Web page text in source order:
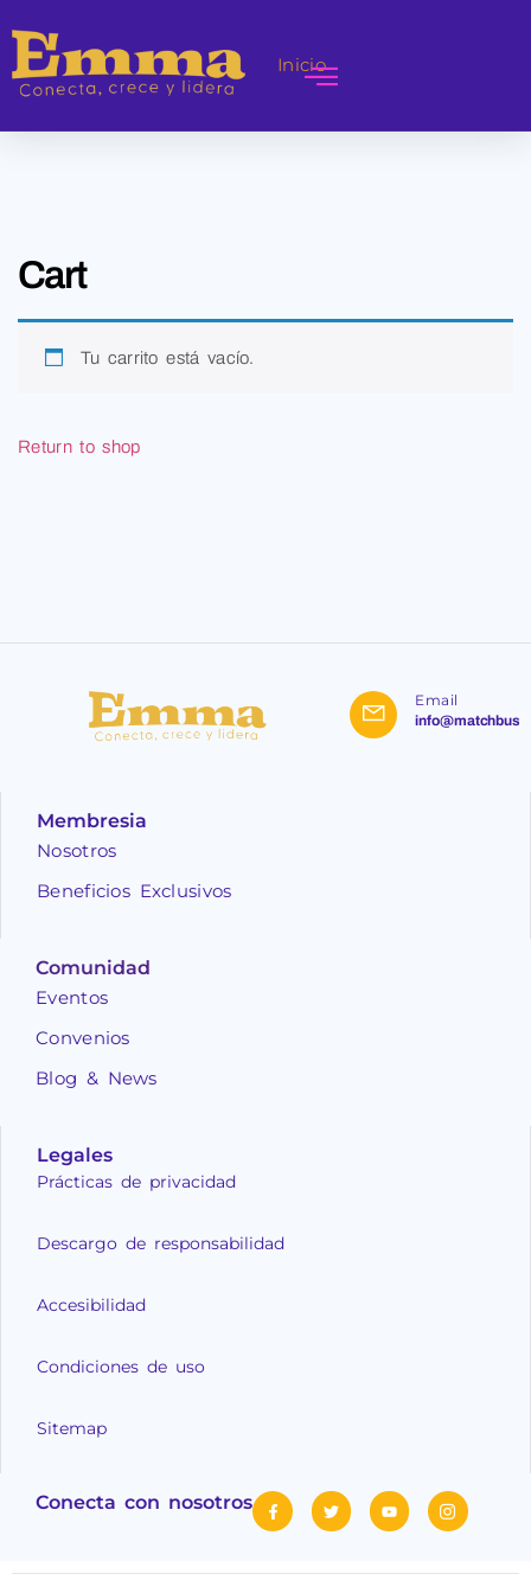
Inicio
Cart
Tu carrito está vacío.
Return to shop
Email
Membresia
Nosotros
Beneficios Exclusivos
Comunidad
Eventos
Convenios
Blog & News
Legales
Prácticas de privacidad
Descargo de responsabilidad
Accesibilidad
Condiciones de uso
Sitemap
Conecta con nosotros